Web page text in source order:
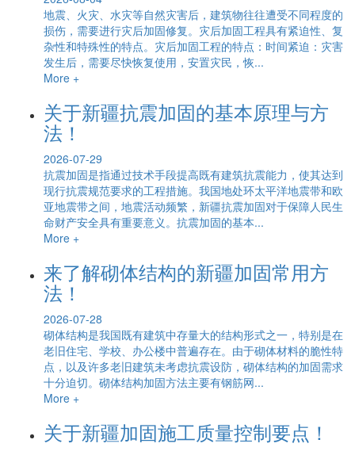
地震、火灾、水灾等自然灾害后，建筑物往往遭受不同程度的
损伤，需要进行灾后加固修复。灾后加固工程具有紧迫性、复
杂性和特殊性的特点。灾后加固工程的特点：时间紧迫：灾害
发生后，需要尽快恢复使用，安置灾民，恢...
More +
关于新疆抗震加固的基本原理与方
法！
2026-07-29
抗震加固是指通过技术手段提高既有建筑抗震能力，使其达到
现行抗震规范要求的工程措施。我国地处环太平洋地震带和欧
亚地震带之间，地震活动频繁，新疆抗震加固对于保障人民生
命财产安全具有重要意义。抗震加固的基本...
More +
来了解砌体结构的新疆加固常用方
法！
2026-07-28
砌体结构是我国既有建筑中存量大的结构形式之一，特别是在
老旧住宅、学校、办公楼中普遍存在。由于砌体材料的脆性特
点，以及许多老旧建筑未考虑抗震设防，砌体结构的加固需求
十分迫切。砌体结构加固方法主要有钢筋网...
More +
关于新疆加固施工质量控制要点！